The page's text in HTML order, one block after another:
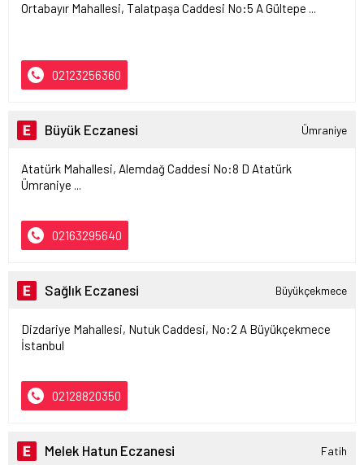
Ortabayır Mahallesi, Talatpaşa Caddesi No:5 A Gültepe ...
02123256360
Büyük Eczanesi Ümraniye
Atatürk Mahallesi, Alemdağ Caddesi No:8 D Atatürk
Ümraniye ...
02163295640
Sağlık Eczanesi Büyükçekmece
Dizdariye Mahallesi, Nutuk Caddesi, No:2 A Büyükçekmece
İstanbul
02128820350
Melek Hatun Eczanesi Fatih